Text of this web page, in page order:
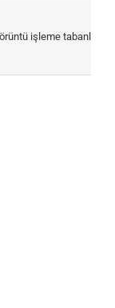
işleme tabanlı